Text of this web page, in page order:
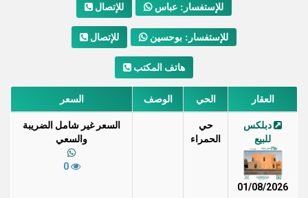
للإتصال للإستفسار: عباس
للإتصال للإستفسار: بوحسين
هاتف المكتب
العقار الحي الوصف السعر
دبلكس
للبيع
01/08/2026
حي
الحمراء
السعر غير شامل الضريبة
والسعي
0